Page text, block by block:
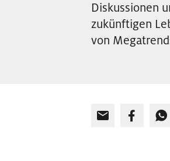
Diskussionen
zukünftigen
von